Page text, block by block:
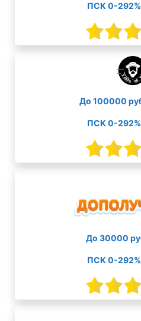
ПСК 0-
До 100000
ПСК 0-
До 30000
ПСК 0-